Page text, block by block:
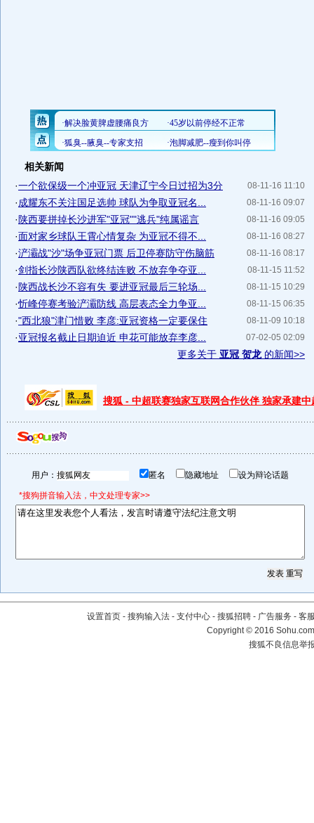
相关新闻
08-11-16 11:10
·一个欲保级一个冲亚冠 天津辽宁今日过招为3分
08-11-16 09:07
·成耀东不关注国足选帅 球队为争取亚冠名...
08-11-16 09:05
· 陕西要拼掉长沙进军"亚冠""逃兵"纯属谣言
08-11-16 08:27
·面对家乡球队王霄心情复杂 为亚冠不得不...
08-11-16 08:17
·浐灞战"沙"场争亚冠门票 后卫停赛防守伤脑筋
08-11-15 11:52
·剑指长沙陕西队欲终结连败 不放弃争夺亚...
08-11-15 10:29
· 陕西战长沙不容有失 要进亚冠最后三轮场...
08-11-15 06:35
·忻峰停赛考验浐灞防线 高层表态全力争亚...
08-11-09 10:18
·"西北狼"津门惜败 李彦:亚冠资格一定要保住
07-02-05 02:09
·亚冠报名截止日期迫近 申花可能放弃李彦...
更多关于 亚冠 贺龙 的新闻>>
搜狐 - 中超联赛独家互联网合作伙伴 独家承建中
用户： 匿名 隐藏地址 设为辩论话题
*搜狗拼音输入法，中文处理专家>>
设置首页 - 搜狗输入法 - 支付中心 - 搜狐招聘 - 广告服务 - 客
Copyright©2016
搜狐不良信息举